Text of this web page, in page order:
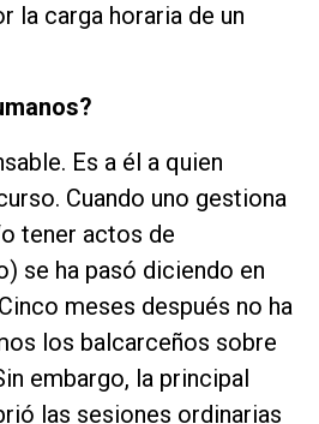
la carga horaria de un
Es a él a quien
Cuando uno gestiona
tener actos de
se ha pasó diciendo en
meses después no ha
los balcarceños sobre
embargo, la principal
las sesiones ordinarias